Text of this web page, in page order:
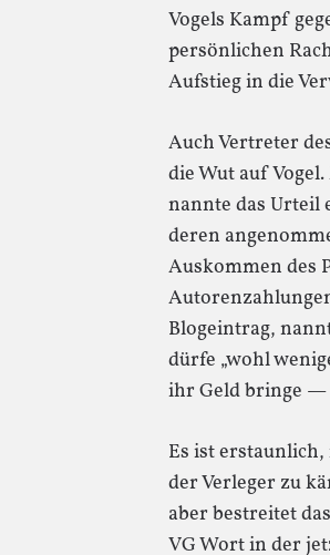
Vogels Kampf
persönlichen
Aufstieg in die
Auch Vertreter
die Wut auf
nannte das Urteil
deren
Auskommen des
Blogeintrag,
dürfe „wohl
ihr Geld bringe —
Es ist
der Verleger zu
aber bestreitet
VG Wort in der